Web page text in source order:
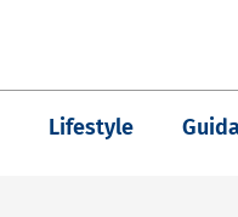
Lifestyle